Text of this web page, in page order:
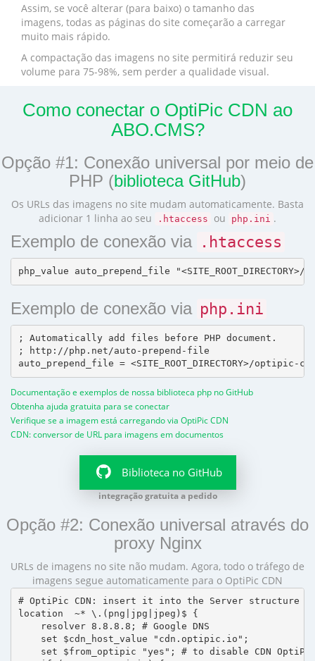
Assim, se você alterar (para baixo) o tamanho das
imagens, todas as páginas do site começarão a carregar
muito mais rápido.
A compactação das imagens no site permitirá reduzir seu
volume para 75-98%, sem perder a qualidade visual.
Como conectar o OptiPic CDN ao
ABO.CMS?
Opção #1: Conexão universal por meio de
PHP (biblioteca GitHub)
Os URLs das imagens no site mudam automaticamente. Basta
adicionar 1 linha ao seu
.htaccess ou php.ini .
Exemplo de conexão via .htaccess
Exemplo de conexão via php.ini
; Automatically add files before PHP document.
; http://php.net/auto-prepend-file
Documentação e exemplos de nossa biblioteca php no GitHub
Obtenha ajuda gratuita para se conectar
Verifique se a imagem está carregando via OptiPic CDN
CDN: conversor de URL para imagens em documentos
Biblioteca no GitHub
integração gratuita a pedido
Opção #2: Conexão universal através do
proxy Nginx
URLs de imagens no site não mudam. Agora, todo o tráfego de
imagens segue automaticamente para o OptiPic CDN
# OptiPic CDN: insert it into the Server structure
location  ~* \.(png|jpg|jpeg)$ {
    resolver 8.8.8.8; # Google DNS
    set $cdn_host_value "cdn.optipic.io";
set $from_optipic "yes"; # to disable CDN